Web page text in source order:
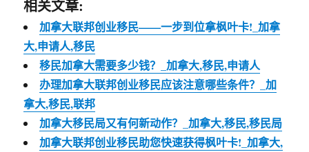
相关文章:
加拿大联邦创业移民——一步到位拿枫叶卡!_加拿
大,申请人,移民
移民加拿大需要多少钱？_加拿大,移民,申请人
办理加拿大联邦创业移民应该注意哪些条件？_加
拿大,移民,联邦
加拿大移民局又有何新动作？_加拿大,移民,移民局
加拿大联邦创业移民助您快速获得枫叶卡!_加拿大,